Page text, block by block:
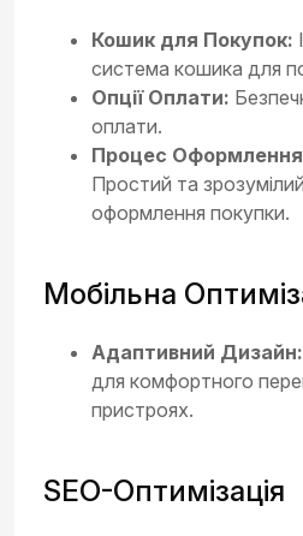
Кошик для Покупок:
система кошика для
Опції Оплати:
оплати.
Процес
Простий та
оформлення покупки.
Мобільна
Адаптивний Дизайн:
для комфортного
пристроях.
SEO-Оптимізація